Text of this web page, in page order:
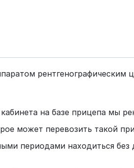
на базе прицепа мы
может перевозить такой
периодами находиться